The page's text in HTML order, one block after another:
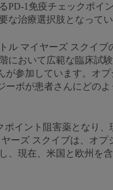
1免疫チェックポイ
治療選択肢となってい
マイヤーズ スクイ
おいて広範な臨床試
参加しています。オ
ボが患者さんにどの
イント阻害薬となり
ーズ スクイブは、オ
現在、米国と欧州を